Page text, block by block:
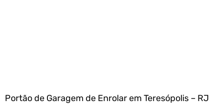
Portão de Garagem de Enrolar em Teresópolis – RJ